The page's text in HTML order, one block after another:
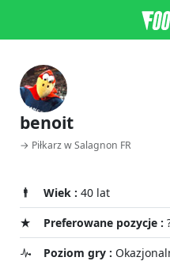
benoit
→ Piłkarz w Salagnon FR
Wiek : 40 lat
Preferowane pozycje :
Poziom gry :